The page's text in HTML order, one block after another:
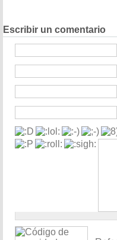
Escribir un comentario